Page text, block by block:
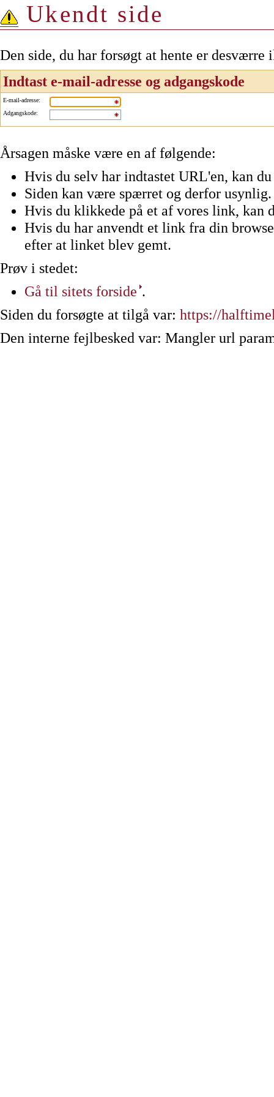
Ukendt side
Den side, du har forsøgt at hente er
Indtast e-mail-adresse og adgangskode
E-mail-adresse:
Adgangskode:
Årsagen måske være en af følgende:
Hvis du selv har indtastet URL'en, kan
Siden kan være spærret og derfor usynlig.
Hvis du klikkede på et af vores link, kan
Hvis du har anvendt et link fra din
efter at linket blev gemt.
Prøv i stedet:
Gå til sitets forside .
Siden du forsøgte at tilgå var: https://
Den interne fejlbesked var: Mangler url